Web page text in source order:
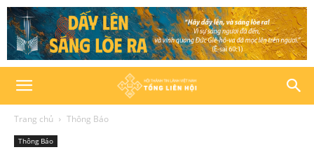
Trang chủ Thông Báo
Thông Báo